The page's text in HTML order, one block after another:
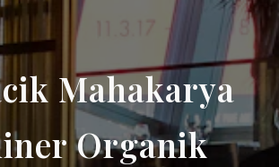
Mahakarya
Organik